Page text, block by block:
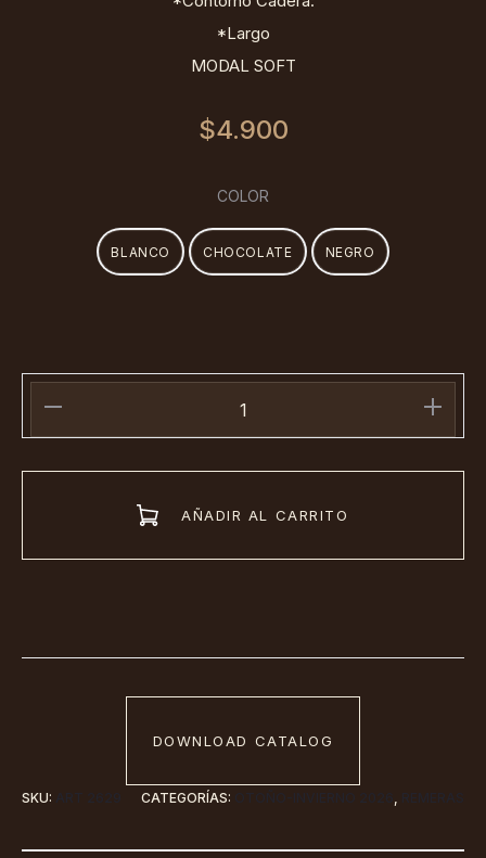
*Largo
MODAL SOFT
$4.900
COLOR
BLANCO CHOCOLATE NEGRO
AÑADIR AL CARRITO
DOWNLOAD CATALOG
SKU: CATEGORÍAS: ,